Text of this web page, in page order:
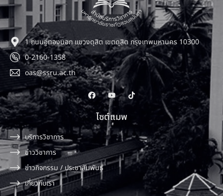
1 ถนนอู่ทองนอก แขวงดุสิต เขตดุสิต กรุงเทพมหานคร 10300
0-2160-1358
oas@ssru.ac.th
ไซต์แมพ
บริการวิชาการ
ข่าววิชาการ
ข่าวกิจกรรม / ประชาสัมพันธ์
เกี่ยวกับเรา